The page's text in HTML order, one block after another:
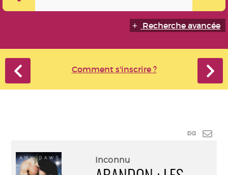
Recherche avancée
Comment s'inscrire ?
Lien
Inconnu